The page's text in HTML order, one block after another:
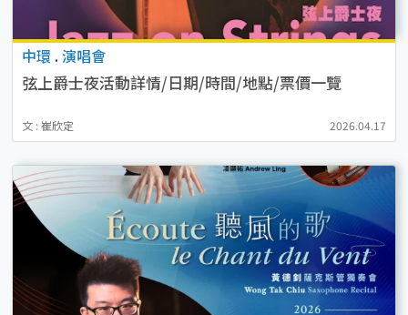
中環 . 演唱會
弦上爵士夜活動詳情/日期/時間/地點/票價一覽
文 : 崔欣定 2026.04.17